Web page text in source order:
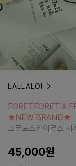
LALLALOI
★NEW BRAND★
크로노스카이로스 시계
FORETFORET X
★NEW BRAND★
크로노스카이로스 시
45,000원